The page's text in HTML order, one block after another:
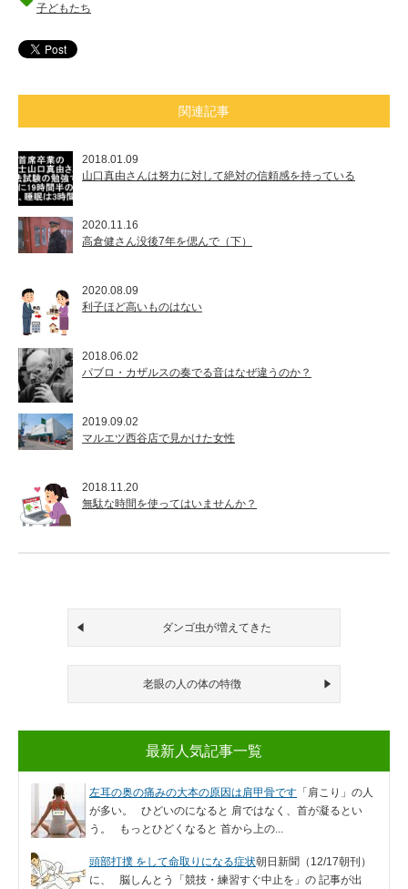
子どもたち
関連記事
2018.01.09
山口真由さんは努力に対して絶対の信頼感を持っている
2020.11.16
高倉健さん没後7年を偲んで（下）
2020.08.09
利子ほど高いものはない
2018.06.02
パブロ・カザルスの奏でる音はなぜ違うのか？
2019.09.02
マルエツ西谷店で見かけた女性
2018.11.20
無駄な時間を使ってはいませんか？
ダンゴ虫が増えてきた
老眼の人の体の特徴
最新人気記事一覧
左耳の奥の痛みの大本の原因は肩甲骨です 「肩こり」の人
が多い。 ひどいのになると 肩ではなく、首が凝るとい
う。 もっとひどくなると 首から上の...
頭部打撲 をして命取りになる症状朝日新聞（12/17朝刊）
に、 脳しんとう「競技・練習すぐ中止を」の 記事が出